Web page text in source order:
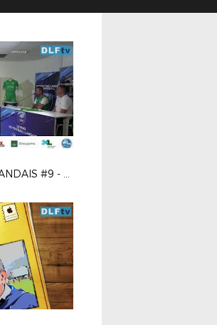
LE MAG DU FOOTBALL LANDAIS #9 - SAISON 2